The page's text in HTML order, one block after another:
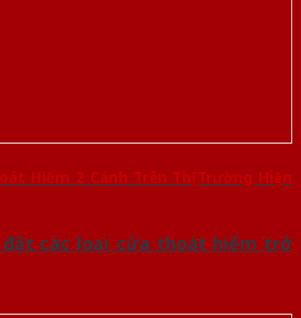
Hiểm 2 Cánh Trên Thị Trường Hiện
các loại cửa thoát hiểm trở